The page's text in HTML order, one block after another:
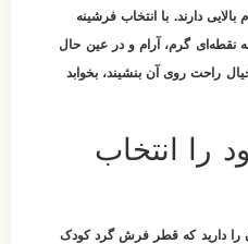
دارند. با انتخاب فرشینه
نقطه‌ای گرم، آرام و در عین حال
راحت روی آن بنشیند، بخوابد
را انتخاب
را دارید که قطر فرش گرد کودک